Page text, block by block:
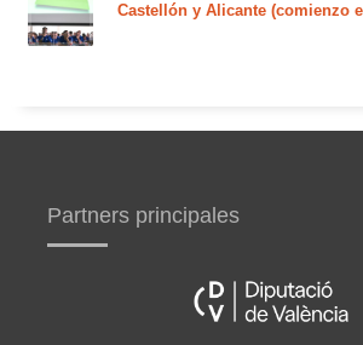
Castellón y Alicante (comienzo
Partners principales